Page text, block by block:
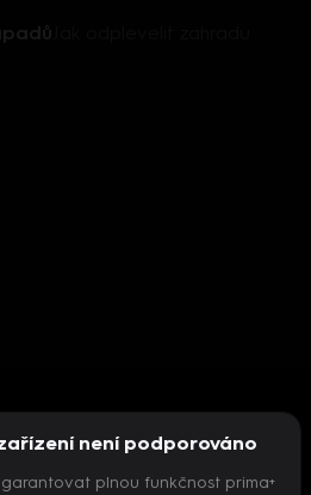
není podporováno
plnou funkčnost prima+